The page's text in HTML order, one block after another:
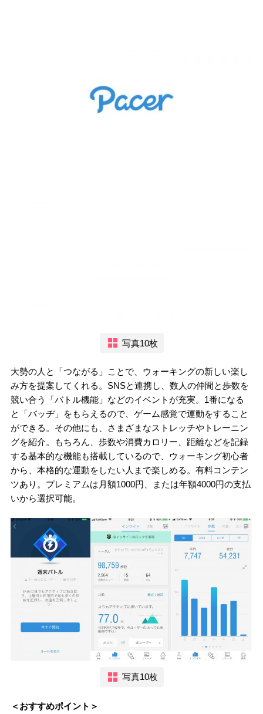
写真10枚
大勢の人と「つながる」ことで、ウォーキングの新しい楽し
み方を提案してくれる。SNSと連携し、数人の仲間と歩数を
競い合う「バトル機能」などのイベントが充実。1番になる
と「バッヂ」をもらえるので、ゲーム感覚で運動をすること
ができる。その他にも、さまざまなストレッチやトレーニン
グを紹介。もちろん、歩数や消費カロリー、距離などを記録
する基本的な機能も搭載しているので、ウォーキング初心者
から、本格的な運動をしたい人まで楽しめる。有料コンテン
ツあり。プレミアムは月額1000円、または年額4000円の支払
いから選択可能。
写真10枚
＜おすすめポイント＞